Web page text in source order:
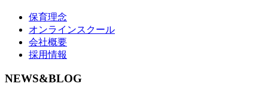
保育理念
オンラインスクール
会社概要
採用情報
NEWS&BLOG